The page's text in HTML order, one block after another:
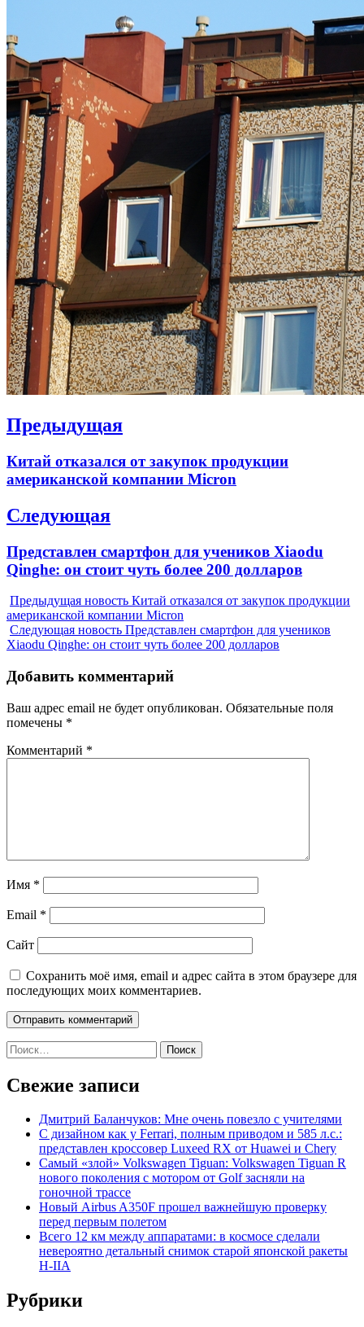
Навигация
записям
Предыдущая
Previous
Китай отказался от закупок продукции
американской компании Micron
Следующая
Next
post:
Представлен смартфон для учеников Xiaodu
Qinghe: он стоит чуть более 200 долларов
Предыдущая новость Китай отказался от закупок продукции
американской компании Micron
Следующая новость Представлен смартфон для учеников
Xiaodu Qinghe: он стоит чуть более 200 долларов
Добавить комментарий
Ваш адрес email не будет опубликован. Обязательные поля
помечены *
Комментарий *
Имя *
Email *
Сайт
Сохранить моё имя, email и адрес сайта в этом браузере для
последующих моих комментариев.
Найти:
Свежие записи
Дмитрий Баланчуков: Мне очень повезло с учителями
С дизайном как у Ferrari, полным приводом и 585 л.с.:
представлен кроссовер Luxeed RX от Huawei и Chery
Самый «злой» Volkswagen Tiguan: Volkswagen Tiguan R
нового поколения с мотором от Golf засняли на
гоночной трассе
Новый Airbus A350F прошел важнейшую проверку
перед первым полетом
Всего 12 км между аппаратами: в космосе сделали
невероятно детальный снимок старой японской ракеты
H-IIA
Рубрики